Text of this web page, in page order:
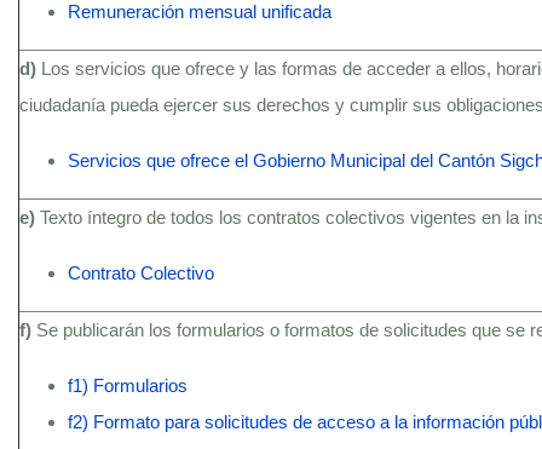
Remuneración mensual unificada
d) Los servicios que ofrece y las formas de acceder a ellos,
ciudadanía pueda ejercer sus derechos y cumplir sus
Servicios que ofrece el Gobierno Municipal del Cantón
e) Texto íntegro de todos los contratos colectivos vigentes en la
Contrato Colectivo
f) Se publicarán los formularios o formatos de solicitudes que se
f1) Formularios
f2) Formato para solicitudes de acceso a la información